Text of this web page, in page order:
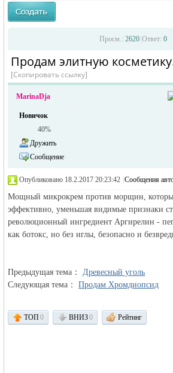
жизнь и
объявления в
Объявления в Германии
›
Просм.: 2620 Ответ: 0
Продам элитную
[Скопировать ссылку]
MarinaDja
Новичок
40%
Дружить
Сообщение
Опубликовано 18.2.2017 20:23:42 Сообщения
Мощный микрокрем против морщин,
эффективно, уменьшая видимые признаки
революционный ингредиент Аргирелин -
как ботокс, но без иглы, безопасно и
Предыдущая тема：Древесный уголь
Следующая тема：Продам Хромдиопсид
ТОП0 ВНИЗ0 Рейтинг